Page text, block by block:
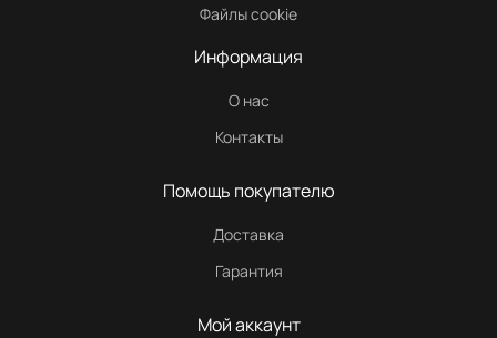
Файлы cookie
Информация
О нас
Контакты
Помощь покупателю
Доставка
Гарантия
Мой аккаунт